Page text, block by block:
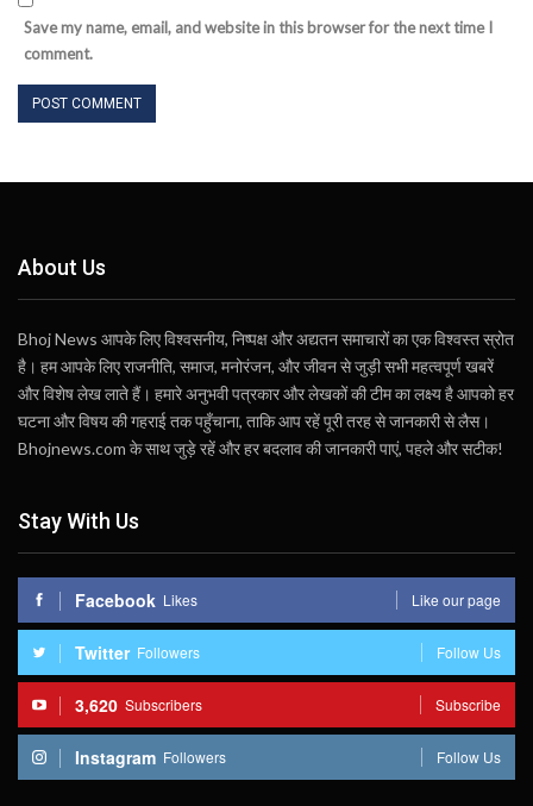
Save my name, email, and website in this browser for the next time I
comment.
About Us
Bhoj News आपके लिए विश्वसनीय, निष्पक्ष और अद्यतन समाचारों का एक विश्वस्त स्रोत
है। हम आपके लिए राजनीति, समाज, मनोरंजन, और जीवन से जुड़ी सभी महत्वपूर्ण खबरें
और विशेष लेख लाते हैं। हमारे अनुभवी पत्रकार और लेखकों की टीम का लक्ष्य है आपको हर
घटना और विषय की गहराई तक पहुँचाना, ताकि आप रहें पूरी तरह से जानकारी से लैस।
Bhojnews.com के साथ जुड़े रहें और हर बदलाव की जानकारी पाएं, पहले और सटीक!
Stay With Us
Facebook Likes Like our page
Twitter Followers Follow Us
3,620 Subscribers Subscribe
Instagram Followers Follow Us